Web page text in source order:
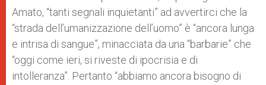
Amato, “tanti segnali inquietanti” ad avvertirci che la
“strada dell’umanizzazione dell’uomo” è “ancora lunga
e intrisa di sangue”, minacciata da una “barbarie” che
“oggi come ieri, si riveste di ipocrisia e di
intolleranza”. Pertanto “abbiamo ancora bisogno di